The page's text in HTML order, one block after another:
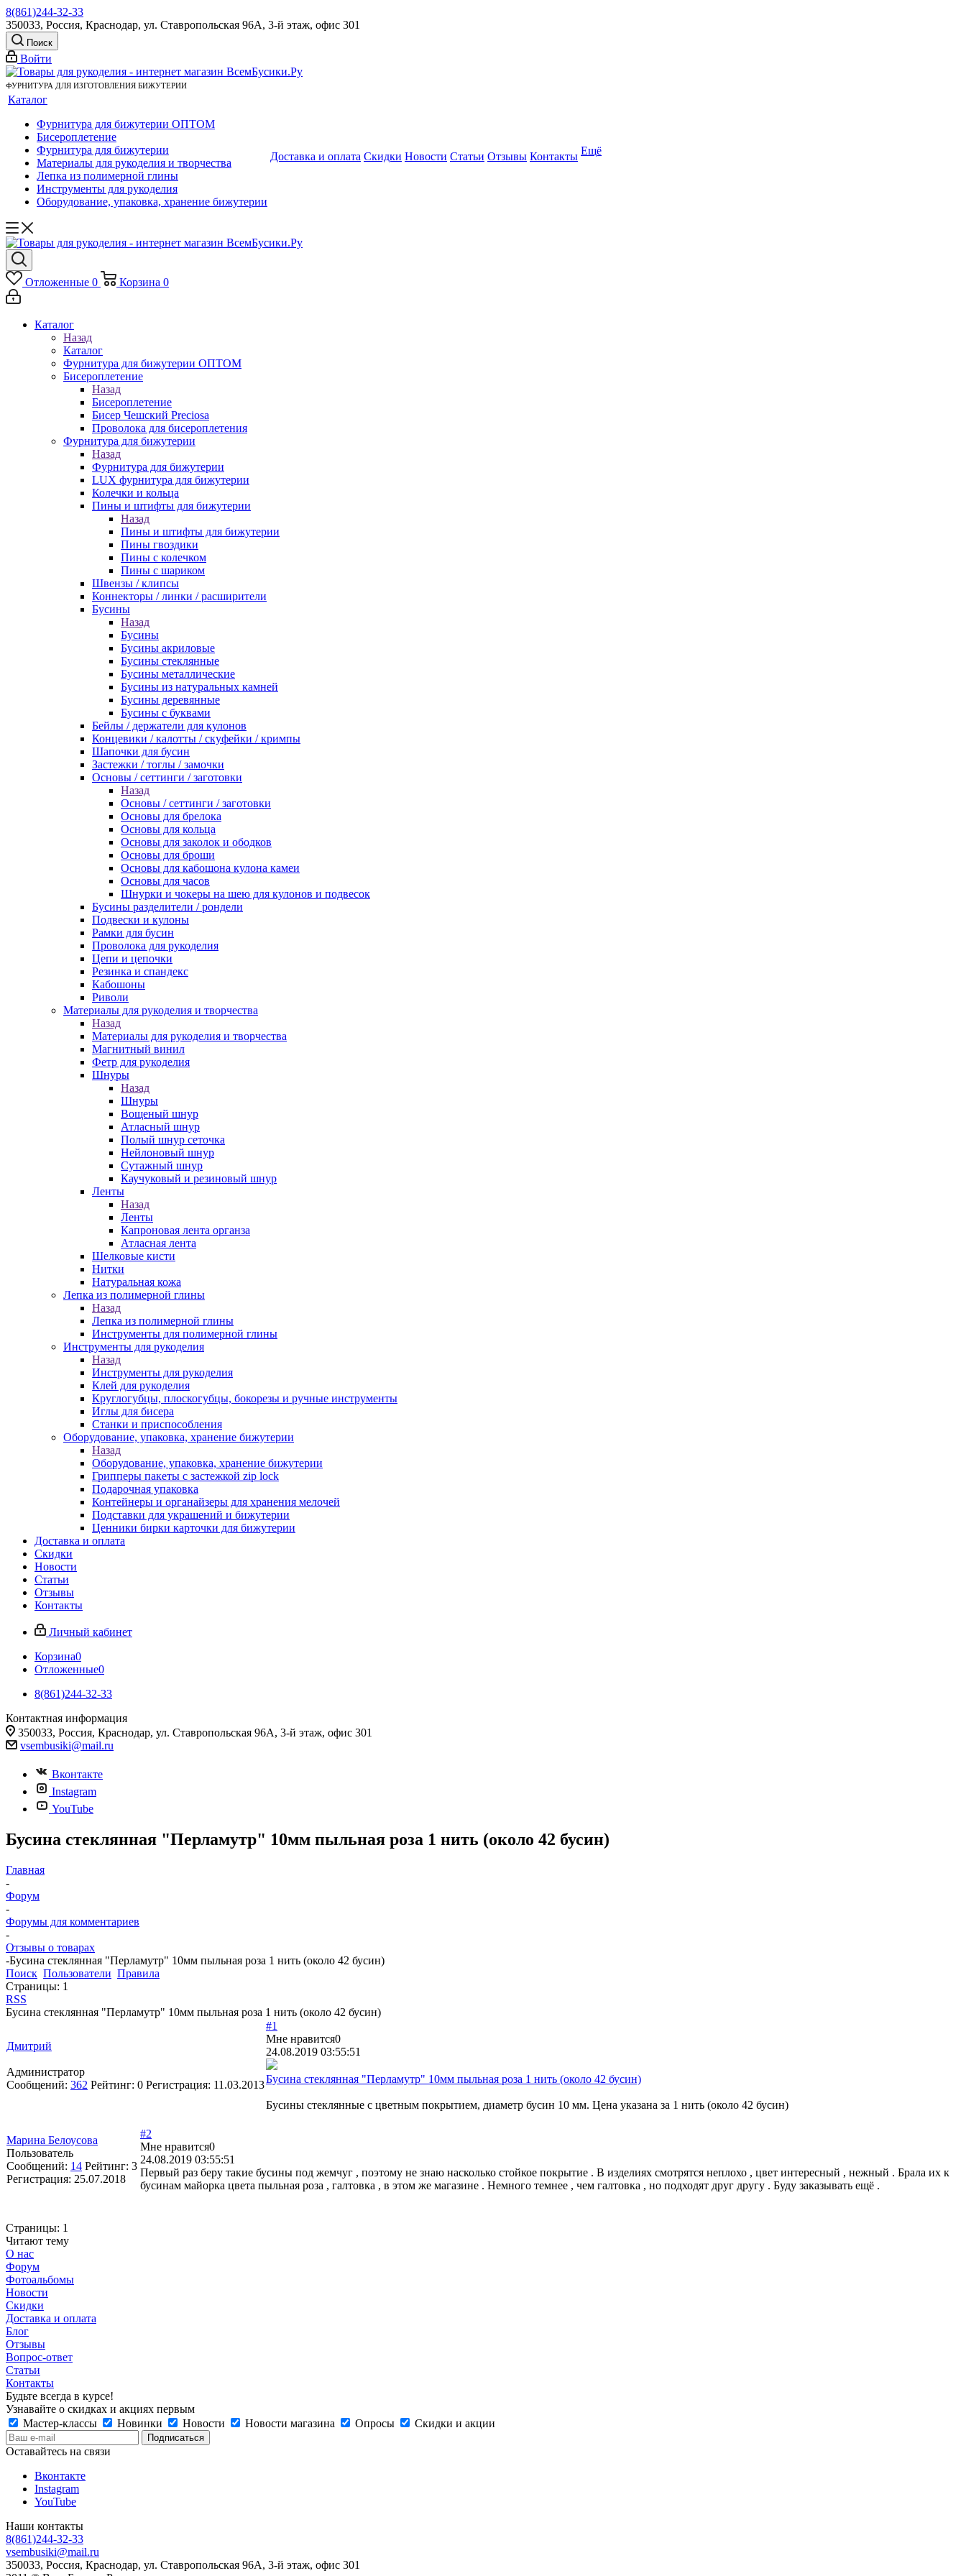
8(861)244-32-33
350033, Россия, Краснодар, ул. Ставропольская 96А, 3-й этаж, офис 301
Поиск
Войти
ФУРНИТУРА ДЛЯ ИЗГОТОВЛЕНИЯ БИЖУТЕРИИ
Каталог
Фурнитура для бижутерии ОПТОМ
Бисероплетение
Фурнитура для бижутерии
Материалы для рукоделия и творчества
Лепка из полимерной глины
Инструменты для рукоделия
Оборудование, упаковка, хранение бижутерии
Доставка и оплата Скидки Новости Статьи Отзывы Контакты Ещё
Отложенные 0 Корзина 0
Каталог
Назад
Каталог
Фурнитура для бижутерии ОПТОМ
Бисероплетение
Назад
Бисероплетение
Бисер Чешский Preciosa
Проволока для бисероплетения
Фурнитура для бижутерии
Назад
Фурнитура для бижутерии
LUX фурнитура для бижутерии
Колечки и кольца
Пины и штифты для бижутерии
Назад
Пины и штифты для бижутерии
Пины гвоздики
Пины с колечком
Пины с шариком
Швензы / клипсы
Коннекторы / линки / расширители
Бусины
Назад
Бусины
Бусины акриловые
Бусины стеклянные
Бусины металлические
Бусины из натуральных камней
Бусины деревянные
Бусины с буквами
Бейлы / держатели для кулонов
Концевики / калотты / скуфейки / кримпы
Шапочки для бусин
Застежки / тоглы / замочки
Основы / сеттинги / заготовки
Назад
Основы / сеттинги / заготовки
Основы для брелока
Основы для кольца
Основы для заколок и ободков
Основы для броши
Основы для кабошона кулона камеи
Основы для часов
Шнурки и чокеры на шею для кулонов и подвесок
Бусины разделители / рондели
Подвески и кулоны
Рамки для бусин
Проволока для рукоделия
Цепи и цепочки
Резинка и спандекс
Кабошоны
Риволи
Материалы для рукоделия и творчества
Назад
Материалы для рукоделия и творчества
Магнитный винил
Фетр для рукоделия
Шнуры
Назад
Шнуры
Вощеный шнур
Атласный шнур
Полый шнур сеточка
Нейлоновый шнур
Сутажный шнур
Каучуковый и резиновый шнур
Ленты
Назад
Ленты
Капроновая лента органза
Атласная лента
Шелковые кисти
Нитки
Натуральная кожа
Лепка из полимерной глины
Назад
Лепка из полимерной глины
Инструменты для полимерной глины
Инструменты для рукоделия
Назад
Инструменты для рукоделия
Клей для рукоделия
Круглогубцы, плоскогубцы, бокорезы и ручные инструменты
Иглы для бисера
Станки и приспособления
Оборудование, упаковка, хранение бижутерии
Назад
Оборудование, упаковка, хранение бижутерии
Грипперы пакеты с застежкой zip lock
Подарочная упаковка
Контейнеры и органайзеры для хранения мелочей
Подставки для украшений и бижутерии
Ценники бирки карточки для бижутерии
Доставка и оплата
Скидки
Новости
Статьи
Отзывы
Контакты
Личный кабинет
Корзина0
Отложенные0
8(861)244-32-33
Контактная информация
350033, Россия, Краснодар, ул. Ставропольская 96А, 3-й этаж, офис 301
vsembusiki@mail.ru
Вконтакте
Instagram
YouTube
Бусина стеклянная "Перламутр" 10мм пыльная роза 1 нить (около 42 бусин)
Главная
-
Форум
-
Форумы для комментариев
-
Отзывы о товарах
-Бусина стеклянная "Перламутр" 10мм пыльная роза 1 нить (около 42 бусин)
Поиск Пользователи Правила
Страницы: 1
RSS
Бусина стеклянная "Перламутр" 10мм пыльная роза 1 нить (около 42 бусин)
Дмитрий
Администратор
Сообщений: 362 Рейтинг: 0 Регистрация: 11.03.2013
#1
Мне нравится0
24.08.2019 03:55:51
Бусина стеклянная "Перламутр" 10мм пыльная роза 1 нить (около 42 бусин)
Бусины стеклянные с цветным покрытием, диаметр бусин 10 мм. Цена указана за 1 нить (около 42 бусин)
Марина Белоусова
Пользователь
Сообщений: 14 Рейтинг: 3
Регистрация: 25.07.2018
#2
Мне нравится0
24.08.2019 03:55:51
Первый раз беру такие бусины под жемчуг , поэтому не знаю насколько стойкое покрытие . В изделиях смотрятся неплохо , цвет интересный , нежный . Брала их к
бусинам майорка цвета пыльная роза , галтовка , в этом же магазине . Немного темнее , чем галтовка , но подходят друг другу . Буду заказывать ещё .
Страницы: 1
Читают тему
О нас
Форум
Фотоальбомы
Новости
Скидки
Доставка и оплата
Блог
Отзывы
Вопрос-ответ
Статьи
Контакты
Будьте всегда в курсе!
Узнавайте о скидках и акциях первым
Мастер-классы
Новинки Новости Новости магазина Опросы Скидки и акции
Оставайтесь на связи
Вконтакте
Instagram
YouTube
Наши контакты
8(861)244-32-33
vsembusiki@mail.ru
350033, Россия, Краснодар, ул. Ставропольская 96А, 3-й этаж, офис 301